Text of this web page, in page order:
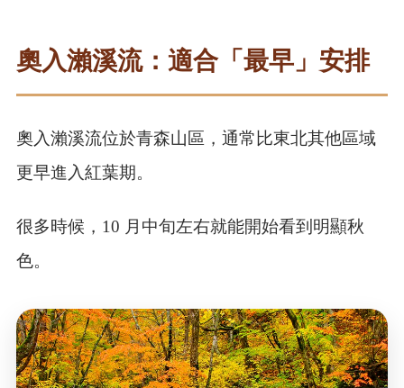
奧入瀨溪流：適合「最早」安排
奧入瀨溪流位於青森山區，通常比東北其他區域
更早進入紅葉期。
很多時候，10 月中旬左右就能開始看到明顯秋
色。